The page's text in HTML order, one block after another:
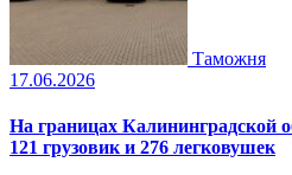
Таможня
17.06.2026
На границах Калининградской
121 грузовик и 276 легковушек